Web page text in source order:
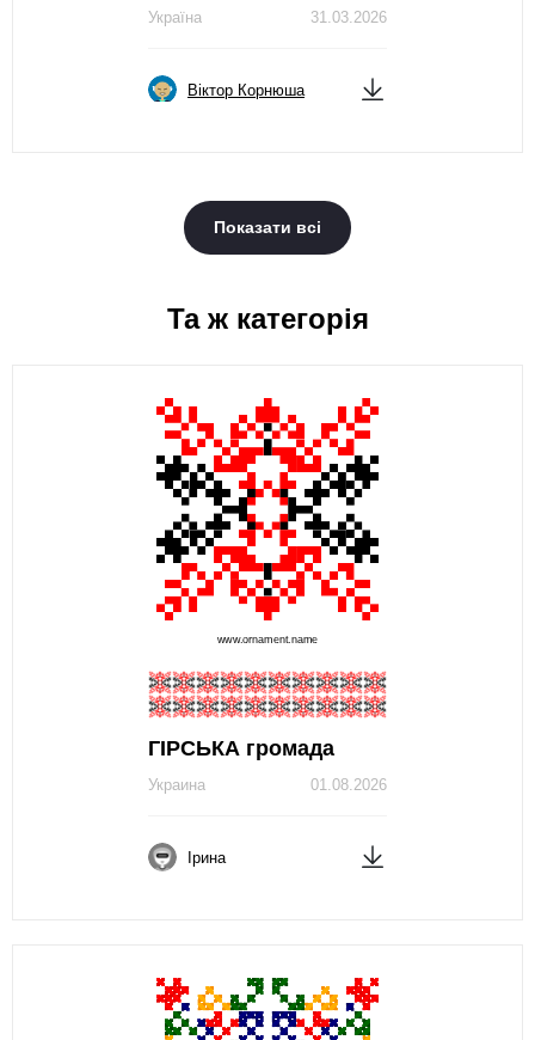
31.03.2026
Україна
Віктор Корнюша
Показати всі
Та ж категорія
ГІРСЬКА громада
01.08.2026
Украина
Ірина